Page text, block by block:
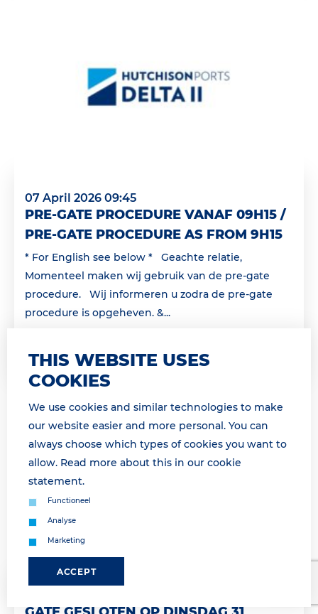
07 April 2026 09:45
PRE-GATE PROCEDURE VANAF 09H15 /
PRE-GATE PROCEDURE AS FROM 9H15
* For English see below * Geachte relatie,
Momenteel maken wij gebruik van de pre-gate
procedure. Wij informeren u zodra de pre-gate
procedure is opgeheven. &...
THIS WEBSITE USES
COOKIES
We use cookies and similar technologies to make
our website easier and more personal. You can
always choose which types of cookies you want to
allow. Read more about this in our cookie
statement.
Functioneel
Analyse
Marketing
ACCEPT